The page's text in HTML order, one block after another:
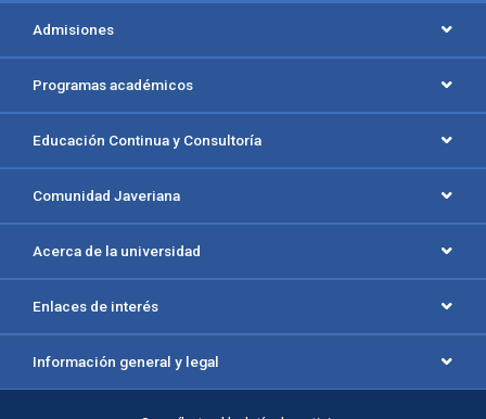
Menú principal del footer
Admisiones
Programas académicos
Educación Continua y Consultoría
Comunidad Javeriana
Acerca de la universidad
Enlaces de interés
Información general y legal